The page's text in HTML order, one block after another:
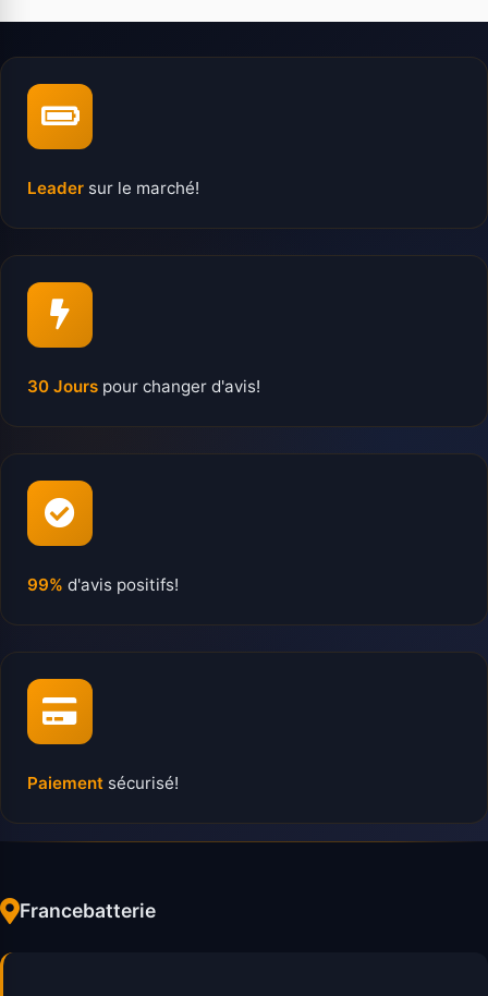
Leader sur le marché!
30 Jours pour changer d'avis!
99% d'avis positifs!
Paiement sécurisé!
Francebatterie